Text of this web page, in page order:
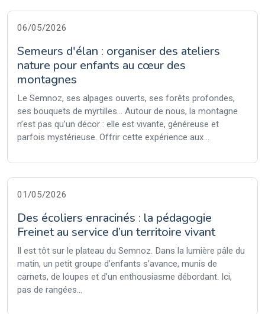
06/05/2026
Semeurs d'élan : organiser des ateliers
nature pour enfants au cœur des
montagnes
Le Semnoz, ses alpages ouverts, ses forêts profondes,
ses bouquets de myrtilles… Autour de nous, la montagne
n’est pas qu’un décor : elle est vivante, généreuse et
parfois mystérieuse. Offrir cette expérience aux...
01/05/2026
Des écoliers enracinés : la pédagogie
Freinet au service d’un territoire vivant
Il est tôt sur le plateau du Semnoz. Dans la lumière pâle du
matin, un petit groupe d’enfants s’avance, munis de
carnets, de loupes et d’un enthousiasme débordant. Ici,
pas de rangées...